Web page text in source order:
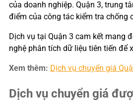
của doanh nghiệp. Quận 3, trung
điểm của công tác kiểm tra chống
Dịch vụ tại Quận 3 cam kết mang
nghệ phân tích dữ liệu tiên tiến để
Xem thêm: Dịch vụ chuyển giá
Dịch vụ chuyển giá